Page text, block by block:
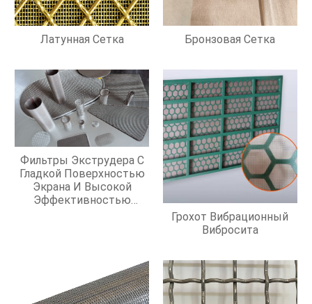
Латунная Сетка Бронзовая Сетка
Фильтры Экструдера С
Гладкой Поверхностью
Экрана И Высокой
Эффективностью
Грохот Вибрационный
Вибросита